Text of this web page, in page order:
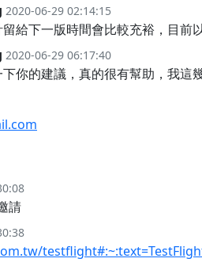
2020-06-29 02:14:15
給下一版時間會比較充裕，目前
2020-06-29 06:17:40
你的建議，真的很有幫助，我這
請